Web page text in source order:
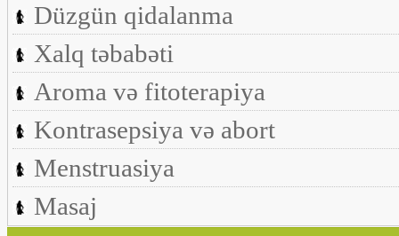
Düzgün qidalanma
Xalq təbabəti
Aroma və fitoterapiya
Kontrasepsiya və abort
Menstruasiya
Masaj